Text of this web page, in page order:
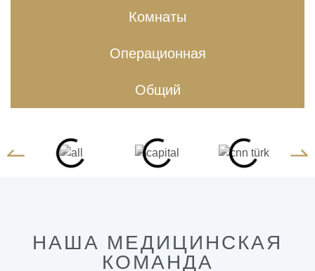
Комнаты
Операционная
Общий
НАША МЕДИЦИНСКАЯ
КОМАНДА